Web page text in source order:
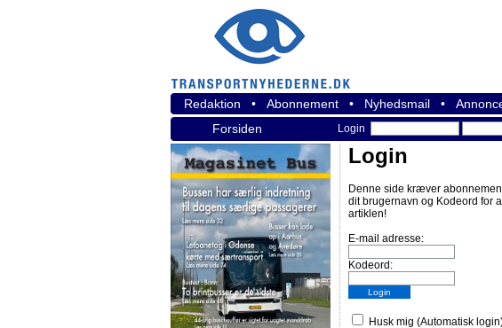
Redaktion • Abonnement • Nyhedsmail •
Forsiden
Login
Login
Denne side kræver
dit brugernavn og Kodeord for
artiklen!
E-mail adresse:
Kodeord:
Husk mig (Automatisk